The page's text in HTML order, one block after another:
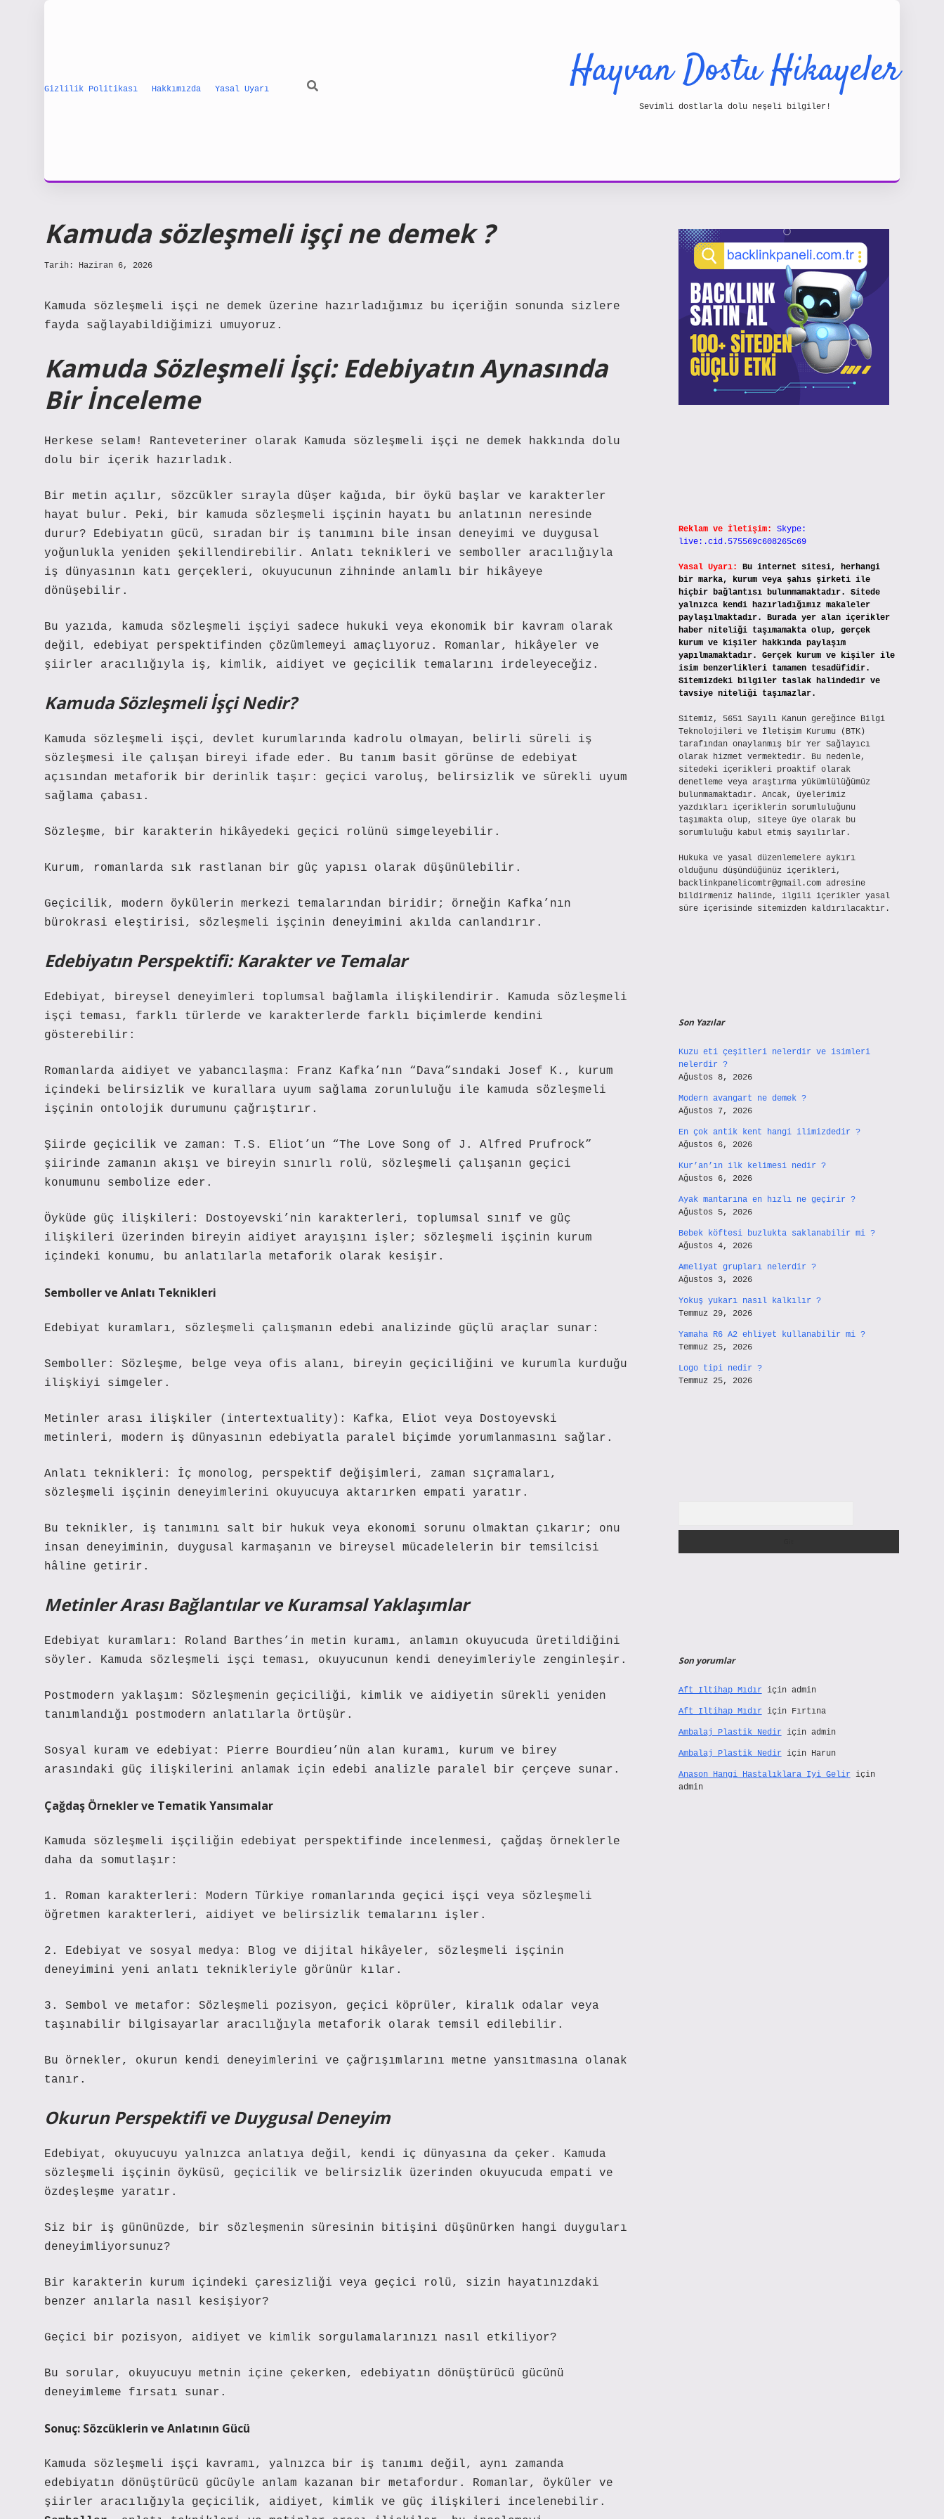
Gizlilik Politikası Hakkımızda Yasal Uyarı Hayvan Dostu Hikayeler
Sevimli dostlarla dolu neşeli bilgiler!
Kamuda sözleşmeli işçi ne demek ?
Tarih: Haziran 6, 2026
Kamuda sözleşmeli işçi ne demek üzerine hazırladığımız bu içeriğin sonunda sizlere
fayda sağlayabildiğimizi umuyoruz.
Kamuda Sözleşmeli İşçi: Edebiyatın Aynasında
Bir İnceleme
Herkese selam! Ranteveteriner olarak Kamuda sözleşmeli işçi ne demek hakkında dolu
dolu bir içerik hazırladık.
Bir metin açılır, sözcükler sırayla düşer kağıda, bir öykü başlar ve karakterler
hayat bulur. Peki, bir kamuda sözleşmeli işçinin hayatı bu anlatının neresinde
durur? Edebiyatın gücü, sıradan bir iş tanımını bile insan deneyimi ve duygusal
yoğunlukla yeniden şekillendirebilir. Anlatı teknikleri ve semboller aracılığıyla
iş dünyasının katı gerçekleri, okuyucunun zihninde anlamlı bir hikâyeye
dönüşebilir.
Bu yazıda, kamuda sözleşmeli işçiyi sadece hukuki veya ekonomik bir kavram olarak
değil, edebiyat perspektifinden çözümlemeyi amaçlıyoruz. Romanlar, hikâyeler ve
şiirler aracılığıyla iş, kimlik, aidiyet ve geçicilik temalarını irdeleyeceğiz.
Kamuda Sözleşmeli İşçi Nedir?
Kamuda sözleşmeli işçi, devlet kurumlarında kadrolu olmayan, belirli süreli iş
sözleşmesi ile çalışan bireyi ifade eder. Bu tanım basit görünse de edebiyat
açısından metaforik bir derinlik taşır: geçici varoluş, belirsizlik ve sürekli uyum
sağlama çabası.
Sözleşme, bir karakterin hikâyedeki geçici rolünü simgeleyebilir.
Kurum, romanlarda sık rastlanan bir güç yapısı olarak düşünülebilir.
Geçicilik, modern öykülerin merkezi temalarından biridir; örneğin Kafka’nın
bürokrasi eleştirisi, sözleşmeli işçinin deneyimini akılda canlandırır.
Edebiyatın Perspektifi: Karakter ve Temalar
Edebiyat, bireysel deneyimleri toplumsal bağlamla ilişkilendirir. Kamuda sözleşmeli
işçi teması, farklı türlerde ve karakterlerde farklı biçimlerde kendini
gösterebilir:
Romanlarda aidiyet ve yabancılaşma: Franz Kafka’nın “Dava”sındaki Josef K., kurum
içindeki belirsizlik ve kurallara uyum sağlama zorunluluğu ile kamuda sözleşmeli
işçinin ontolojik durumunu çağrıştırır.
Şiirde geçicilik ve zaman: T.S. Eliot’un “The Love Song of J. Alfred Prufrock”
şiirinde zamanın akışı ve bireyin sınırlı rolü, sözleşmeli çalışanın geçici
konumunu sembolize eder.
Öyküde güç ilişkileri: Dostoyevski’nin karakterleri, toplumsal sınıf ve güç
ilişkileri üzerinden bireyin aidiyet arayışını işler; sözleşmeli işçinin kurum
içindeki konumu, bu anlatılarla metaforik olarak kesişir.
Semboller ve Anlatı Teknikleri
Edebiyat kuramları, sözleşmeli çalışmanın edebi analizinde güçlü araçlar sunar:
Semboller: Sözleşme, belge veya ofis alanı, bireyin geçiciliğini ve kurumla kurduğu
ilişkiyi simgeler.
Metinler arası ilişkiler (intertextuality): Kafka, Eliot veya Dostoyevski
metinleri, modern iş dünyasının edebiyatla paralel biçimde yorumlanmasını sağlar.
Anlatı teknikleri : İç monolog, perspektif değişimleri, zaman sıçramaları,
sözleşmeli işçinin deneyimlerini okuyucuya aktarırken empati yaratır.
Bu teknikler, iş tanımını salt bir hukuk veya ekonomi sorunu olmaktan çıkarır; onu
insan deneyiminin, duygusal karmaşanın ve bireysel mücadelelerin bir temsilcisi
hâline getirir.
Metinler Arası Bağlantılar ve Kuramsal Yaklaşımlar
Edebiyat kuramları: Roland Barthes’in metin kuramı, anlamın okuyucuda üretildiğini
söyler. Kamuda sözleşmeli işçi teması, okuyucunun kendi deneyimleriyle zenginleşir.
Postmodern yaklaşım: Sözleşmenin geçiciliği, kimlik ve aidiyetin sürekli yeniden
tanımlandığı postmodern anlatılarla örtüşür.
Sosyal kuram ve edebiyat: Pierre Bourdieu’nün alan kuramı, kurum ve birey
arasındaki güç ilişkilerini anlamak için edebi analizle paralel bir çerçeve sunar.
Çağdaş Örnekler ve Tematik Yansımalar
Kamuda sözleşmeli işçiliğin edebiyat perspektifinde incelenmesi, çağdaş örneklerle
daha da somutlaşır:
1. Roman karakterleri: Modern Türkiye romanlarında geçici işçi veya sözleşmeli
öğretmen karakterleri, aidiyet ve belirsizlik temalarını işler.
2. Edebiyat ve sosyal medya: Blog ve dijital hikâyeler, sözleşmeli işçinin
deneyimini yeni anlatı teknikleriyle görünür kılar.
3. Sembol ve metafor: Sözleşmeli pozisyon, geçici köprüler, kiralık odalar veya
taşınabilir bilgisayarlar aracılığıyla metaforik olarak temsil edilebilir.
Bu örnekler, okurun kendi deneyimlerini ve çağrışımlarını metne yansıtmasına olanak
tanır.
Okurun Perspektifi ve Duygusal Deneyim
Edebiyat, okuyucuyu yalnızca anlatıya değil, kendi iç dünyasına da çeker. Kamuda
sözleşmeli işçinin öyküsü, geçicilik ve belirsizlik üzerinden okuyucuda empati ve
özdeşleşme yaratır.
Siz bir iş gününüzde, bir sözleşmenin süresinin bitişini düşünürken hangi duyguları
deneyimliyorsunuz?
Bir karakterin kurum içindeki çaresizliği veya geçici rolü, sizin hayatınızdaki
benzer anılarla nasıl kesişiyor?
Geçici bir pozisyon, aidiyet ve kimlik sorgulamalarınızı nasıl etkiliyor?
Bu sorular, okuyucuyu metnin içine çekerken, edebiyatın dönüştürücü gücünü
deneyimleme fırsatı sunar.
Sonuç: Sözcüklerin ve Anlatının Gücü
Kamuda sözleşmeli işçi kavramı, yalnızca bir iş tanımı değil, aynı zamanda
edebiyatın dönüştürücü gücüyle anlam kazanan bir metafordur. Romanlar, öyküler ve
şiirler aracılığıyla geçicilik, aidiyet, kimlik ve güç ilişkileri incelenebilir.
Reklam ve İletişim:
Skype:
live:.cid.575569c608265c69
Yasal Uyarı:
Bu internet sitesi, herhangi
bir marka, kurum veya şahıs şirketi ile
hiçbir bağlantısı bulunmamaktadır. Sitede
yalnızca kendi hazırladığımız makaleler
paylaşılmaktadır. Burada yer alan içerikler
haber niteliği taşımamakta olup, gerçek
kurum ve kişiler hakkında paylaşım
yapılmamaktadır. Gerçek kurum ve kişiler ile
isim benzerlikleri tamamen tesadüfidir.
Sitemizdeki bilgiler taslak halindedir ve
tavsiye niteliği taşımazlar.
Sitemiz, 5651 Sayılı Kanun gereğince Bilgi
Teknolojileri ve İletişim Kurumu (BTK)
tarafından onaylanmış bir Yer Sağlayıcı
olarak hizmet vermektedir. Bu nedenle,
sitedeki içerikleri proaktif olarak
denetleme veya araştırma yükümlülüğümüz
bulunmamaktadır. Ancak, üyelerimiz
yazdıkları içeriklerin sorumluluğunu
taşımakta olup, siteye üye olarak bu
sorumluluğu kabul etmiş sayılırlar.
Hukuka ve yasal düzenlemelere aykırı
olduğunu düşündüğünüz içerikleri,
backlinkpanelicomtr@gmail.comadresine
bildirmeniz halinde, ilgili içerikler yasal
süre içerisinde sitemizden kaldırılacaktır.
Son Yazılar
Kuzu eti çeşitleri nelerdir ve isimleri
nelerdir ?
Ağustos 8, 2026
Modern avangart ne demek ?
Ağustos 7, 2026
En çok antik kent hangi ilimizdedir ?
Ağustos 6, 2026
Kur’an’ın ilk kelimesi nedir ?
Ağustos 6, 2026
Ayak mantarına en hızlı ne geçirir ?
Ağustos 5, 2026
Bebek köftesi buzlukta saklanabilir mi ?
Ağustos 4, 2026
Ameliyat grupları nelerdir ?
Ağustos 3, 2026
Yokuş yukarı nasıl kalkılır ?
Temmuz 29, 2026
Yamaha R6 A2 ehliyet kullanabilir mi ?
Temmuz 25, 2026
Logo tipi nedir ?
Temmuz 25, 2026
Son yorumlar
Aft Iltihap Mıdır için admin
Aft Iltihap Mıdır için Fırtına
Ambalaj Plastik Nedir için admin
Ambalaj Plastik Nedir için Harun
Anason Hangi Hastalıklara Iyi Gelir için
admin